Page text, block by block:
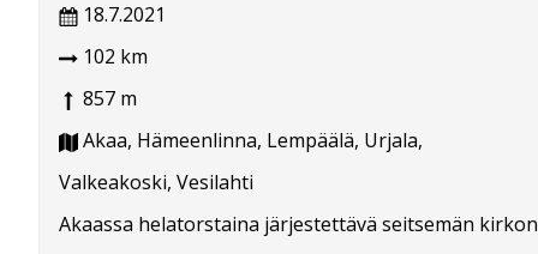
18.7.2021
102 km
857 m
Akaa, Hämeenlinna, Lempäälä, Urjala,
Valkeakoski, Vesilahti
Akaassa helatorstaina järjestettävä seitsemän kirkon